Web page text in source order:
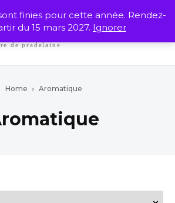
du soleil
de pradelaine
Home Aromatique
finies pour cette année. Rendez-
du 15 mars 2027. Ignorer